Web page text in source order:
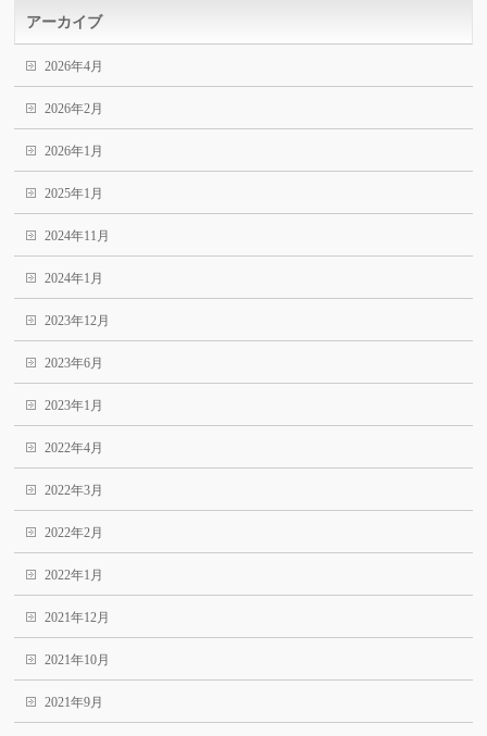
アーカイブ
2026年4月
2026年2月
2026年1月
2025年1月
2024年11月
2024年1月
2023年12月
2023年6月
2023年1月
2022年4月
2022年3月
2022年2月
2022年1月
2021年12月
2021年10月
2021年9月